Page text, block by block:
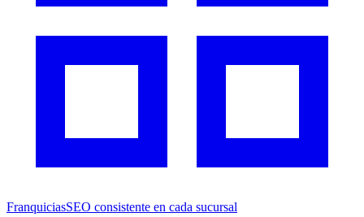
FranquiciasSEO consistente en cada sucursal